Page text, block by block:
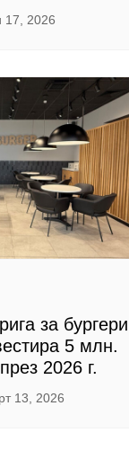
17, 2026
за бургери
5 млн.
2026 г.
13, 2026